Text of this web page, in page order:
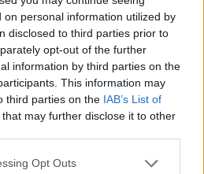
on personal information utilized by
disclosed to third parties prior to
opt-out of the further
information by third parties on the
This information may
third parties on the IAB’s List of
that may further disclose it to other
app uses one or more Google
Opt Outs
Pop-Up Store στην
είναι ο πιο
του καλοκαιριού